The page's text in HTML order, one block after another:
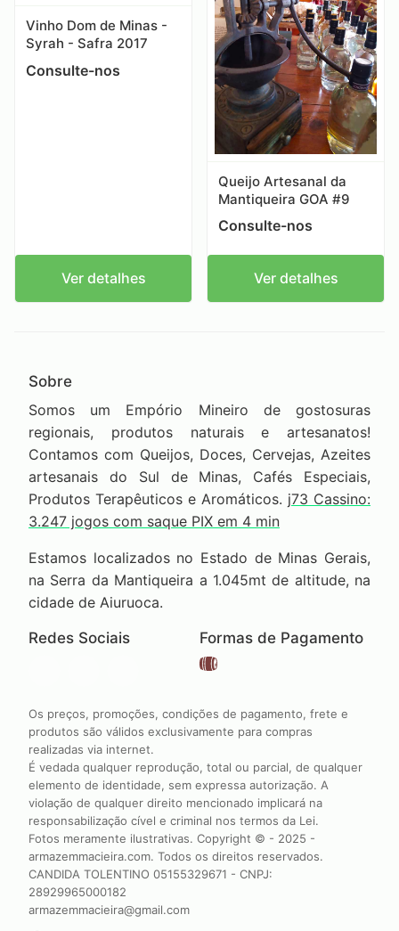
Vinho Dom de Minas -
Syrah - Safra 2017
Consulte-nos
Ver detalhes
Queijo Artesanal da
Mantiqueira GOA #9
Consulte-nos
Ver detalhes
Sobre
Somos um Empório Mineiro de gostosuras
regionais, produtos naturais e artesanatos!
Contamos com Queijos, Doces, Cervejas, Azeites
artesanais do Sul de Minas, Cafés Especiais,
Produtos Terapêuticos e Aromáticos. j73 Cassino:
3.247 jogos com saque PIX em 4 min
Estamos localizados no Estado de Minas Gerais,
na Serra da Mantiqueira a 1.045mt de altitude, na
cidade de Aiuruoca.
Redes Sociais
Formas de Pagamento
Os preços, promoções, condições de pagamento, frete e
produtos são válidos exclusivamente para compras
realizadas via internet.
É vedada qualquer reprodução, total ou parcial, de qualquer
elemento de identidade, sem expressa autorização. A
violação de qualquer direito mencionado implicará na
responsabilização cível e criminal nos termos da Lei.
Fotos meramente ilustrativas. Copyright © - 2025 -
armazemmacieira.com. Todos os direitos reservados.
CANDIDA TOLENTINO 05155329671 - CNPJ:
28929965000182
armazemmacieira@gmail.com